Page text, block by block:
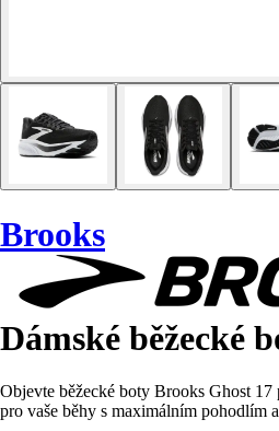
Brooks
Dámské běžecké
Objevte běžecké boty Brooks Ghost 17
pro vaše běhy s maximálním pohodlím